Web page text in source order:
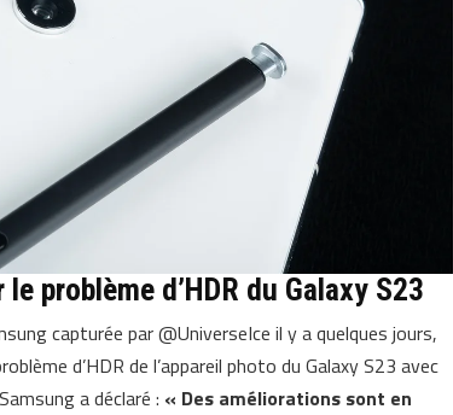
problème d’HDR du Galaxy S23
capturée par @UniverseIce il y a quelques jours,
d’HDR de l’appareil photo du Galaxy S23 avec
a déclaré : « Des améliorations sont en